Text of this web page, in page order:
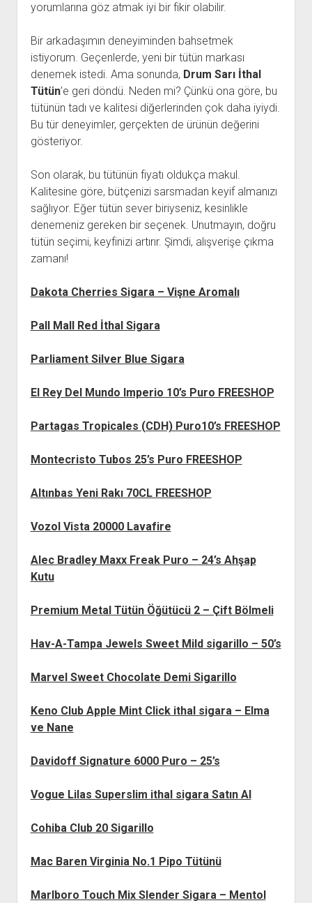
yorumlarına göz atmak iyi bir fikir olabilir.
Bir arkadaşımın deneyiminden bahsetmek
istiyorum. Geçenlerde, yeni bir tütün markası
denemek istedi. Ama sonunda, Drum Sarı İthal
Tütün’e geri döndü. Neden mi? Çünkü ona göre, bu
tütünün tadı ve kalitesi diğerlerinden çok daha iyiydi.
Bu tür deneyimler, gerçekten de ürünün değerini
gösteriyor.
Son olarak, bu tütünün fiyatı oldukça makul.
Kalitesine göre, bütçenizi sarsmadan keyif almanızı
sağlıyor. Eğer tütün sever biriyseniz, kesinlikle
denemeniz gereken bir seçenek. Unutmayın, doğru
tütün seçimi, keyfinizi artırır. Şimdi, alışverişe çıkma
zamanı!
Dakota Cherries Sigara – Vişne Aromalı
Pall Mall Red İthal Sigara
Parliament Silver Blue Sigara
El Rey Del Mundo Imperio 10’s Puro FREESHOP
Partagas Tropicales (CDH) Puro10’s FREESHOP
Montecristo Tubos 25’s Puro FREESHOP
Altınbas Yeni Rakı 70CL FREESHOP
Vozol Vista 20000 Lavafire
Alec Bradley Maxx Freak Puro – 24’s Ahşap
Kutu
Premium Metal Tütün Öğütücü 2 – Çift Bölmeli
Hav-A-Tampa Jewels Sweet Mild sigarillo – 50’s
Marvel Sweet Chocolate Demi Sigarillo
Keno Club Apple Mint Click ithal sigara – Elma
ve Nane
Davidoff Signature 6000 Puro – 25’s
Vogue Lilas Superslim ithal sigara Satın Al
Cohiba Club 20 Sigarillo
Mac Baren Virginia No.1 Pipo Tütünü
Marlboro Touch Mix Slender Sigara – Mentol